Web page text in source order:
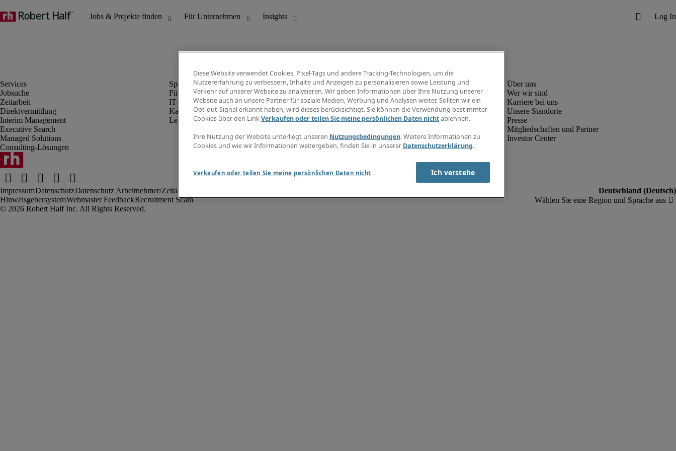
Jobsuche
Zeitarbeit
Direktvermittlung
Interim Management
Executive Search
Managed Solutions
Consulting-Lösungen
Finanz- & Rechnungswesen
IT-Bereich
Kaufmännischer Bereich
Legal
Info Center
Jobübersicht
Gehaltsübersicht
E-Learning
Wer wir sind
Karriere bei uns
Unsere Standorte
Presse
Mitgliedschaften und Partner
Investor Center
ImpressumDatenschutzDatenschutz Arbeitnehmer/Zeitarbeitskräfte
HinweisgebersystemWebmaster FeedbackRecruitment Scam
Diese Website verwendet Cookies, Pixel-Tags und andere Tracking-Technologien, um die
Nutzererfahrung zu verbessern, Inhalte und Anzeigen zu personalisieren sowie Leistung und
Verkehr auf unserer Website zu analysieren. Wir geben Informationen über Ihre Nutzung unserer
Website auch an unsere Partner für soziale Medien, Werbung und Analysen weiter. Sollten wir ein
Opt-out-Signal erkannt haben, wird dieses berücksichtigt. Sie können die Verwendung bestimmter
Cookies über den LinkVerkaufen oder teilen Sie meine persönlichen Daten nichtablehnen.
Ihre Nutzung der Website unterliegt unseren Nutzungsbedingungen. Weitere Informationen zu
Cookies und wie wir Informationen weitergeben, finden Sie in unserer Datenschutzerklärung.
Verkaufen oder teilen Sie meine persönlichen Daten nicht Ich verstehe